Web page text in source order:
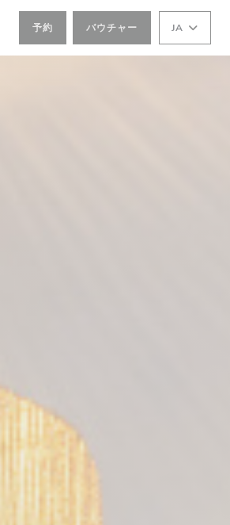
予約 バウチャー JA